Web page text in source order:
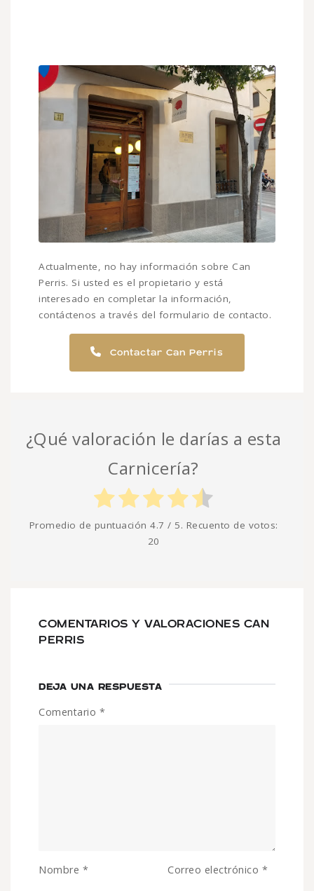
Actualmente, no hay información sobre Can
Perris. Si usted es el propietario y está
interesado en completar la información,
contáctenos a través del formulario de contacto.
Contactar Can Perris
¿Qué valoración le darías a esta
Carnicería?
Promedio de puntuación 4.7 / 5. Recuento de votos:
20
COMENTARIOS Y VALORACIONES CAN
PERRIS
DEJA UNA RESPUESTA
Comentario *
Nombre * Correo electrónico *